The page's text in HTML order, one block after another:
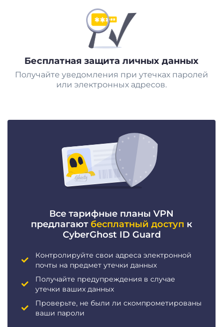
Бесплатная защита личных данных
Получайте уведомления при утечках паролей
или электронных адресов.
Все тарифные планы VPN
предлагают бесплатный доступ к
CyberGhost ID Guard
Контролируйте свои адреса электронной
почты на предмет утечки данных
Получайте предупреждения в случае
утечки ваших данных
Проверьте, не были ли скомпрометированы
ваши пароли